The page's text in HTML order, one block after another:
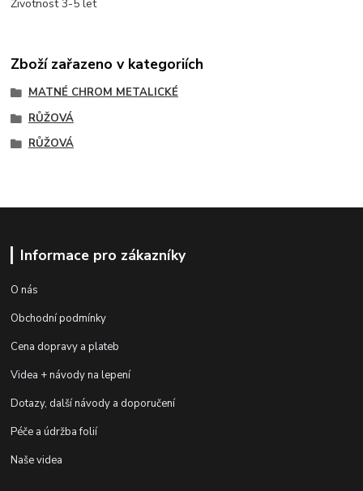
Životnost 3-5 let
Zboží zařazeno v kategoriích
MATNÉ CHROM METALICKÉ
RŮŽOVÁ
RŮŽOVÁ
Informace pro zákazníky
O nás
Obchodní podmínky
Cena dopravy a plateb
Videa + návody na lepení
Dotazy, další návody a doporučení
Péče a údržba folií
Naše videa